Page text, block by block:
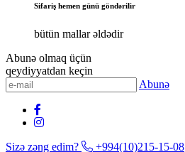
Sifariş hemen günü göndərilir
bütün mallar əldədir
Abunə olmaq üçün
qeydiyyatdan keçin
Abunə
Sizə zəng edim? +994(10)215-15-08